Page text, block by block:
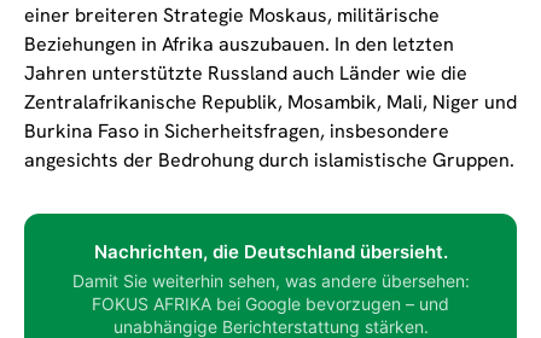
einer breiteren Strategie Moskaus, militärische
Beziehungen in Afrika auszubauen. In den letzten
Jahren unterstützte Russland auch Länder wie die
Zentralafrikanische Republik, Mosambik, Mali, Niger und
Burkina Faso in Sicherheitsfragen, insbesondere
angesichts der Bedrohung durch islamistische Gruppen.
Nachrichten, die Deutschland übersieht.
Damit Sie weiterhin sehen, was andere übersehen:
FOKUS AFRIKA bei Google bevorzugen – und
unabhängige Berichterstattung stärken.